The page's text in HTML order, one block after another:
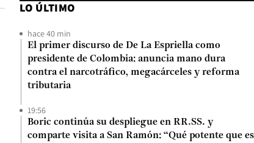
LO ÚLTIMO
hace 40 min
El primer discurso de De La Espriella como
presidente de Colombia: anuncia mano dura
contra el narcotráfico, megacárceles y reforma
tributaria
19:56
Boric continúa su despliegue en RR.SS. y
comparte visita a San Ramón: “Qué potente que es